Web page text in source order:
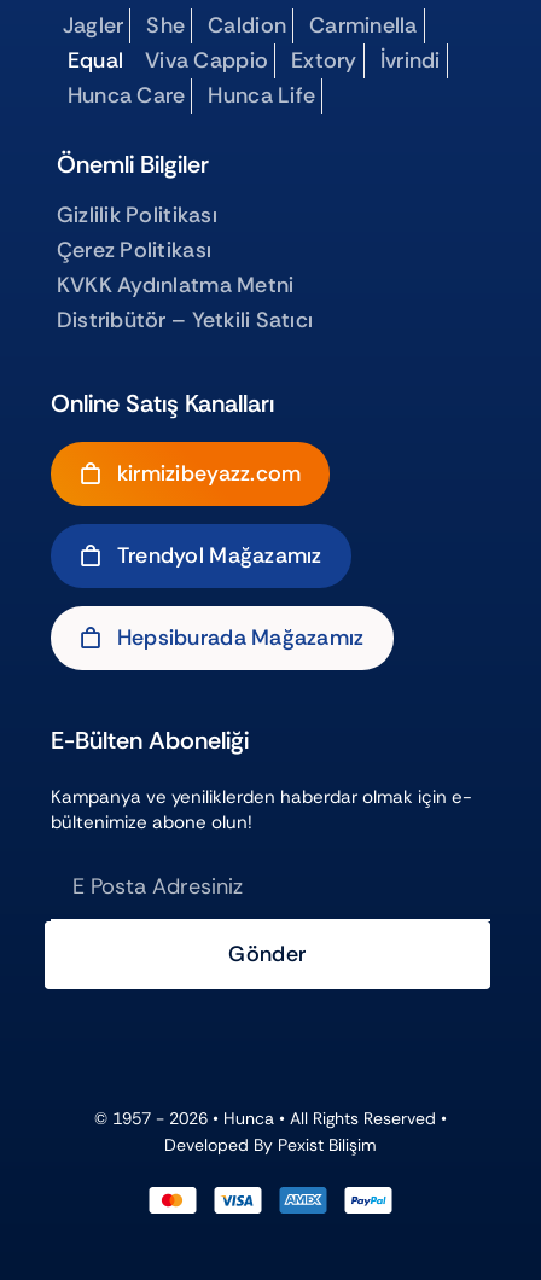
Online Satış Kanalları
kirmizibeyazz.com
Trendyol Mağazamız
Hepsiburada Mağazamız
Jagler She Caldion
Carminella
Equal
Viva Cappio Extory
İvrindi
Hunca Care
Hunca Life
Önemli Bilgiler
Gizlilik Politikası
Çerez Politikası
KVKK Aydınlatma Metni
Distribütör – Yetkili Satıcı
E-Bülten Aboneliği
Kampanya ve yeniliklerden haberdar olmak için e-
bültenimize abone olun!
Gönder
© 1957 - 2026 • Hunca • All Rights Reserved •
Developed By Pexist Bilişim